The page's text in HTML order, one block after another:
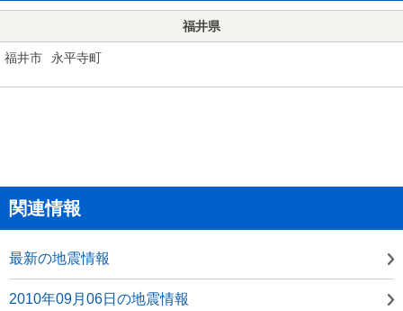
福井県
福井市 永平寺町
関連情報
最新の地震情報
2010年09月06日の地震情報